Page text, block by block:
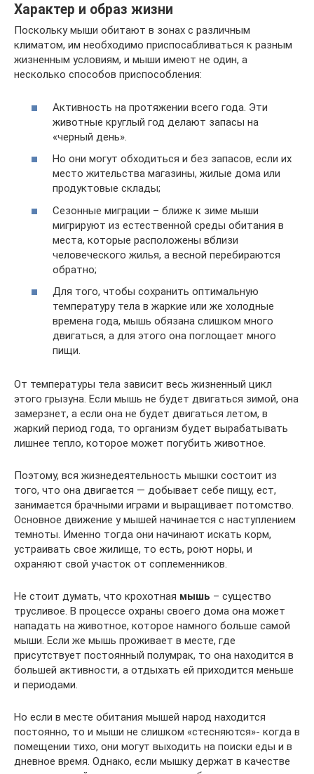
Характер и образ жизни
Поскольку мыши обитают в зонах с различным
климатом, им необходимо приспосабливаться к разным
жизненным условиям, и мыши имеют не один, а
несколько способов приспособления:
Активность на протяжении всего года. Эти
животные круглый год делают запасы на
«черный день».
Но они могут обходиться и без запасов, если их
место жительства магазины, жилые дома или
продуктовые склады;
Сезонные миграции – ближе к зиме мыши
мигрируют из естественной среды обитания в
места, которые расположены вблизи
человеческого жилья, а весной перебираются
обратно;
Для того, чтобы сохранить оптимальную
температуру тела в жаркие или же холодные
времена года, мышь обязана слишком много
двигаться, а для этого она поглощает много
пищи.
От температуры тела зависит весь жизненный цикл
этого грызуна. Если мышь не будет двигаться зимой, она
замерзнет, а если она не будет двигаться летом, в
жаркий период года, то организм будет вырабатывать
лишнее тепло, которое может погубить животное.
Поэтому, вся жизнедеятельность мышки состоит из
того, что она двигается — добывает себе пищу, ест,
занимается брачными играми и выращивает потомство.
Основное движение у мышей начинается с наступлением
темноты. Именно тогда они начинают искать корм,
устраивать свое жилище, то есть, роют норы, и
охраняют свой участок от соплеменников.
Не стоит думать, что крохотная мышь – существо
трусливое. В процессе охраны своего дома она может
нападать на животное, которое намного больше самой
мыши. Если же мышь проживает в месте, где
присутствует постоянный полумрак, то она находится в
большей активности, а отдыхать ей приходится меньше
и периодами.
Но если в месте обитания мышей народ находится
постоянно, то и мыши не слишком «стесняются»- когда в
помещении тихо, они могут выходить на поиски еды и в
дневное время. Однако, если мышку держат в качестве